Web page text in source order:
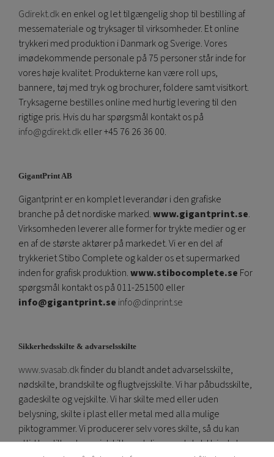
Gdirekt.dken enkel og let tilgængelig shop til bestilling af
messemateriale og tryksager til virksomheder. Et online
trykkeri med produktion i Danmark og Sverige. Vores
imødekommende personale på 75 personer står inde for
vores høje kvalitet. Produkterne kan være roll ups,
bannere, tøj med tryk og brochurer, foldere samt visitkort.
Tryksagerne bestilles online med hurtig levering til den
rigtige pris. Hvis du har spørgsmål kontakt os på
info@gdirekt.dkeller +45 76 26 36 00.
GigantPrint AB
Gigantprint er en komplet leverandør i den grafiske
branche på det nordiske marked.www.gigantprint.se.
Virksomheden leverer alle former for trykte medier og er
en af ​​de største aktører på markedet. Vi er en del af
trykkeriet Stibo Complete og kalder os et supermarked
inden for grafisk produktion.www.stibocomplete.se For
spørgsmål kontakt os på 011-251500 eller
info@gigantprint.se info@dinprint.se
Sikkerhedsskilte & advarselsskilte
www.svasab.dkfinder du blandt andet advarselsskilte,
nødskilte, brandskilte og flugtvejsskilte. Vi har påbudsskilte,
gadeskilte og vejskilte. Vi har skilte med eller uden
belysning, skilte i plast eller metal med alla mulige
piktogrammer. Vi producerer selv vores skilte, så du kan
altid bestille et specialskilt med din egen tekst. Hvis du har